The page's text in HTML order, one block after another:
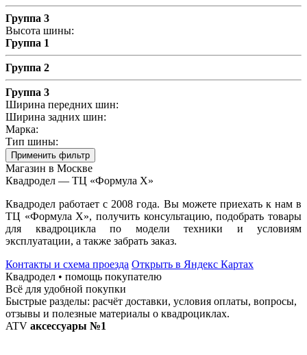
Группа 3
Высота шины:
Группа 1
Группа 2
Группа 3
Ширина передних шин:
Ширина задних шин:
Марка:
Тип шины:
Применить фильтр
Магазин в Москве
Квадродел — ТЦ «Формула Х»
Квадродел работает с 2008 года. Вы можете приехать к нам в
ТЦ «Формула Х», получить консультацию, подобрать товары
для квадроцикла по модели техники и условиям
эксплуатации, а также забрать заказ.
Контакты и схема проезда Открыть в Яндекс Картах
Квадродел • помощь покупателю
Всё для удобной покупки
Быстрые разделы: расчёт доставки, условия оплаты, вопросы,
отзывы и полезные материалы о квадроциклах.
ATV аксессуары №1